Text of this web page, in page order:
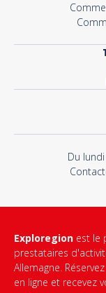
Du
Exploregion est le
prestataires
Allemagne.
en ligne et recevez